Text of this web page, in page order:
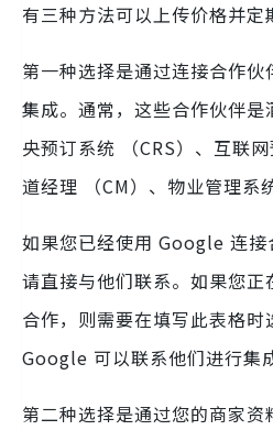
有三种方法可以上传价格并定
第一种选择是通过连接合作
集成。通常，这些合作伙伴
央预订系统 （CRS）、互联
道经理 （CM）、物业管理系
如果您已经使用 Google 连接
请直接与他们联系。如果您
合作，则需要在填写此表格
Google 可以联系他们进行集
第二种选择是通过您的商家